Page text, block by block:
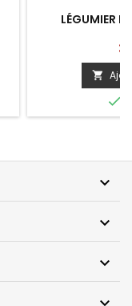
LÉGUMIER




